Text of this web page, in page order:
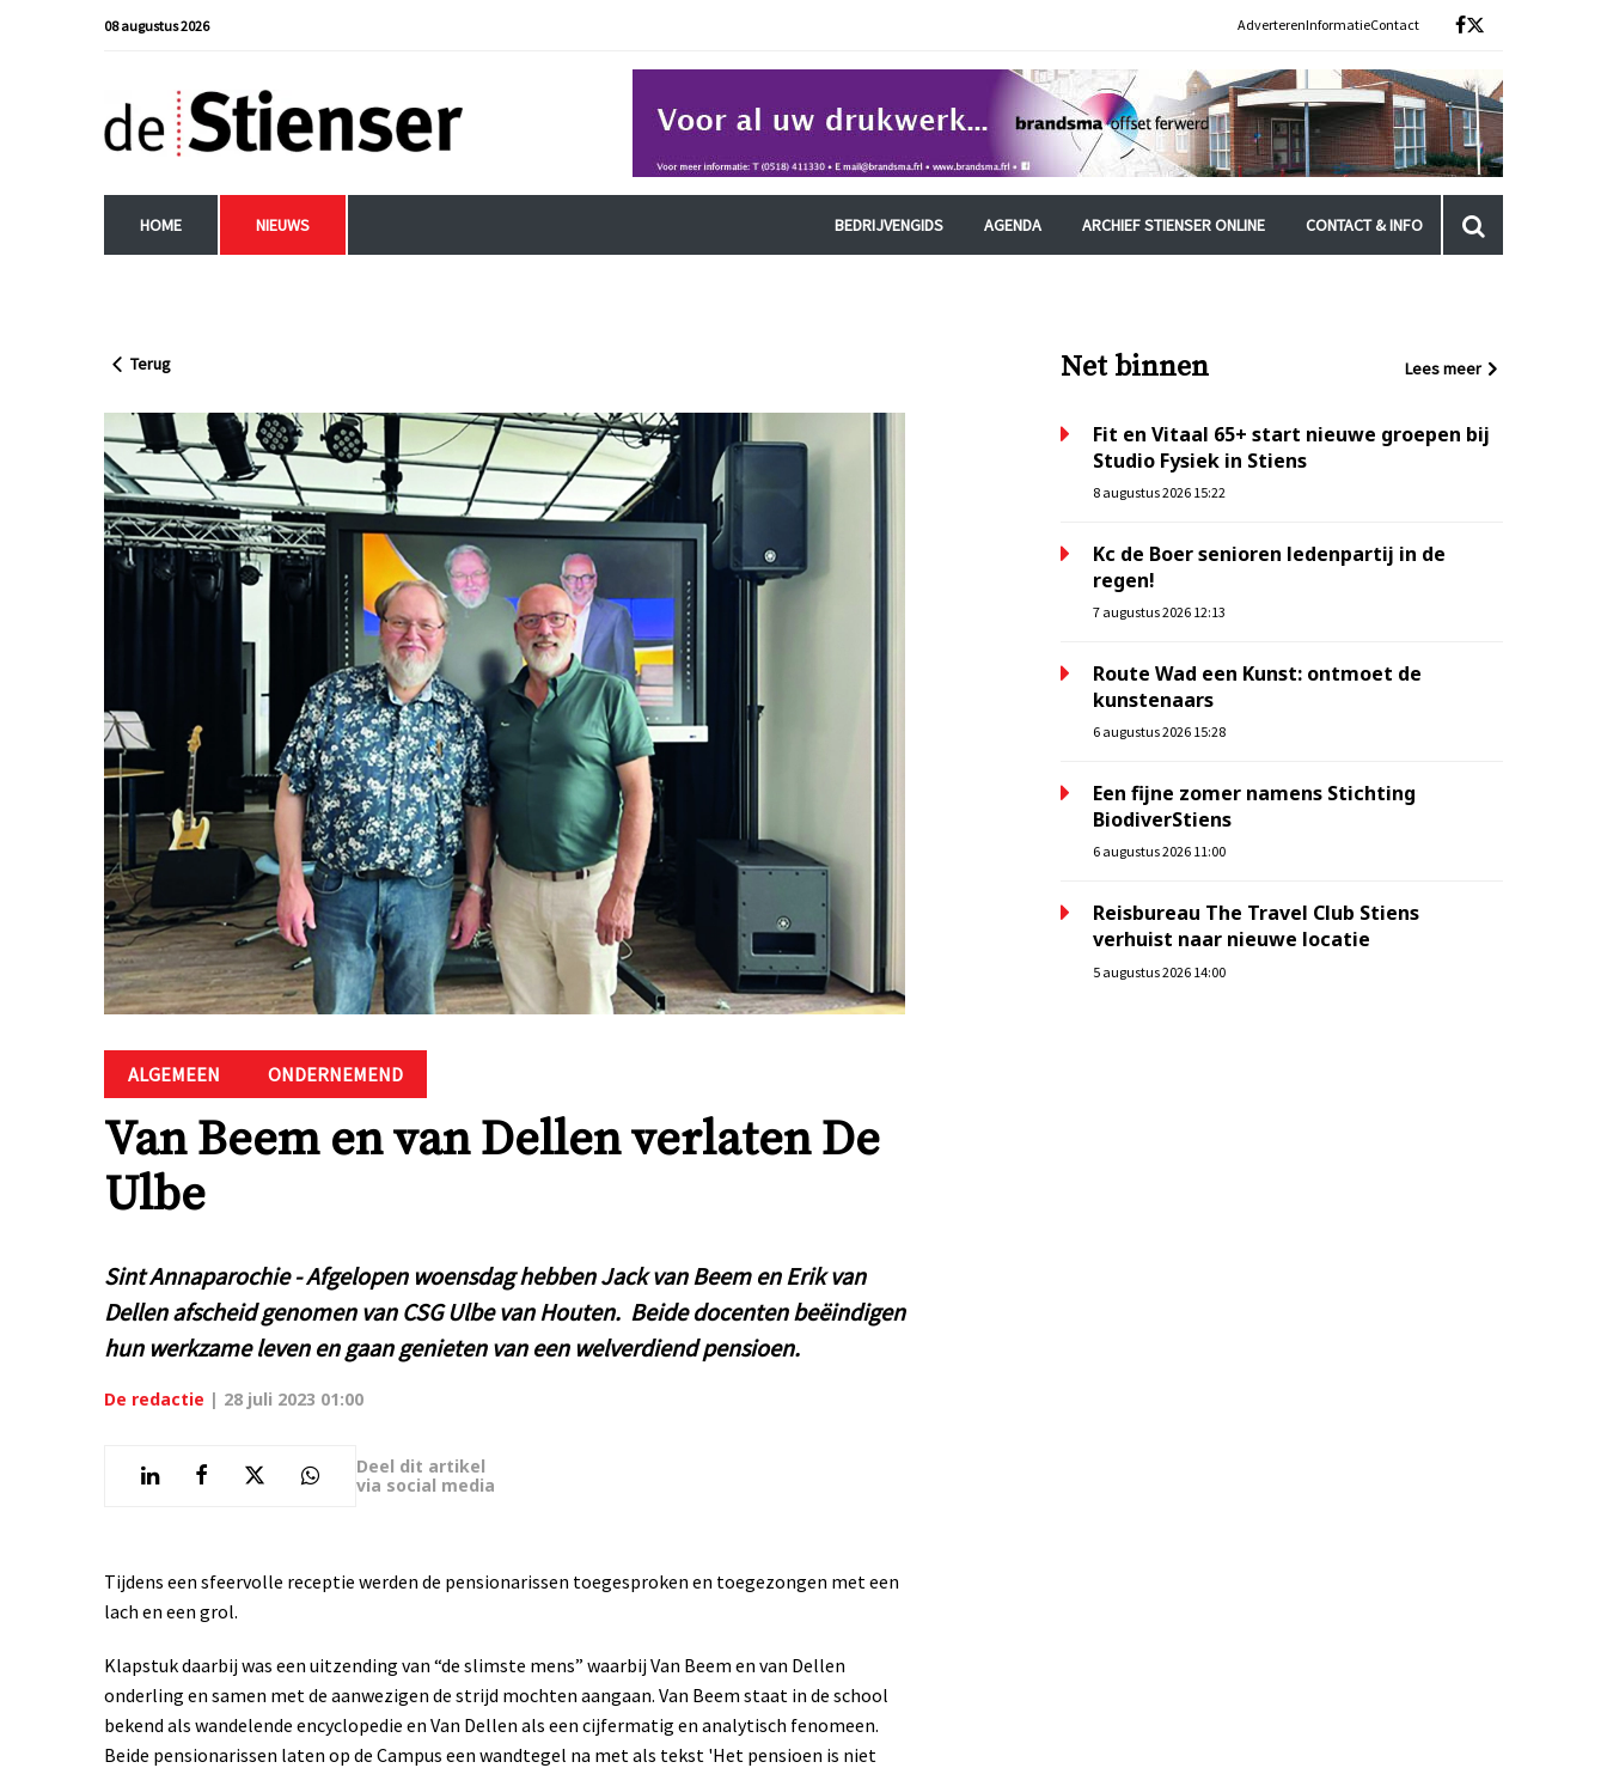
08 augustus 2026 AdverterenInformatieContact
HOME NIEUWS BEDRIJVENGIDS AGENDA ARCHIEF STIENSER ONLINE CONTACT & INFO
Terug
ALGEMEEN ONDERNEMEND
Van Beem en van Dellen verlaten De
Ulbe
Sint Annaparochie - Afgelopen woensdag hebben Jack van Beem en Erik van
Dellen afscheid genomen van CSG Ulbe van Houten. Beide docenten beëindigen
hun werkzame leven en gaan genieten van een welverdiend pensioen.
De redactie | 28 juli 2023 01:00
Deel dit artikel
via social media
Tijdens een sfeervolle receptie werden de pensionarissen toegesproken en toegezongen met een
lach en een grol.
Klapstuk daarbij was een uitzending van “de slimste mens” waarbij Van Beem en van Dellen
onderling en samen met de aanwezigen de strijd mochten aangaan. Van Beem staat in de school
bekend als wandelende encyclopedie en Van Dellen als een cijfermatig en analytisch fenomeen.
Beide pensionarissen laten op de Campus een wandtegel na met als tekst 'Het pensioen is niet
Net binnen Lees meer
Fit en Vitaal 65+ start nieuwe groepen bij
Studio Fysiek in Stiens
8 augustus 2026 15:22
Kc de Boer senioren ledenpartij in de
regen!
7 augustus 2026 12:13
Route Wad een Kunst: ontmoet de
kunstenaars
6 augustus 2026 15:28
Een fijne zomer namens Stichting
BiodiverStiens
6 augustus 2026 11:00
Reisbureau The Travel Club Stiens
verhuist naar nieuwe locatie
5 augustus 2026 14:00